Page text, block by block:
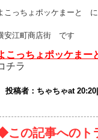
こっちょポッケまーと
安江町商店街 です
こっちょポッケまー
チラ
投稿者：ちゃちゃat 20:20|
この記事へのト